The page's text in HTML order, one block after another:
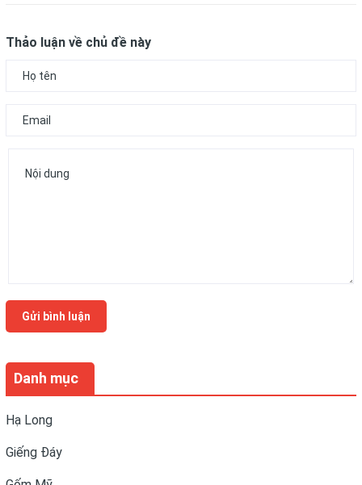
Danh mục
Hạ Long
Giếng Đáy
Thảo luận về chủ đề này
Gửi bình luận